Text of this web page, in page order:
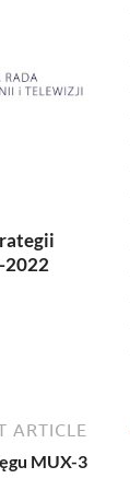
2022
ARTICLE
MUX-3